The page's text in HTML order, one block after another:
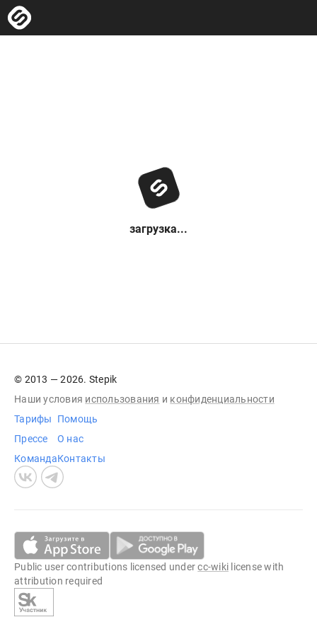
загрузка...
© 2013 — 2026. Stepik
Наши условия использования и конфиденциальности
Тарифы
Прессе
Команда
Помощь
О нас
Контакты
Public user contributions licensed undercc-wiki license with
attribution required